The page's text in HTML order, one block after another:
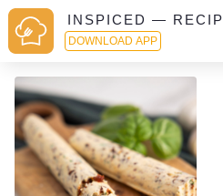
INSPICED —
DOWNLOAD APP